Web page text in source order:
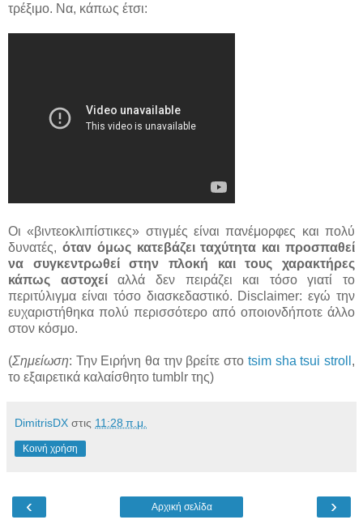
τρέξιμο. Να, κάπως έτσι:
Οι «βιντεοκλιπίστικες» στιγμές είναι πανέμορφες και πολύ
δυνατές, όταν όμως κατεβάζει ταχύτητα και προσπαθεί
να συγκεντρωθεί στην πλοκή και τους χαρακτήρες
κάπως αστοχείαλλά δεν πειράζει και τόσο γιατί το
περιτύλιγμα είναι τόσο διασκεδαστικό. Disclaimer: εγώ την
ευχαριστήθηκα πολύ περισσότερο από οποιονδήποτε άλλο
στον κόσμο.
(Σημείωση: Την Ειρήνη θα την βρείτε στο tsim sha tsui stroll ,
το εξαιρετικά καλαίσθητο tumblr της)
DimitrisDX στις 11:28 π.μ.
Κοινή χρήση
‹ ›
Αρχική σελίδα